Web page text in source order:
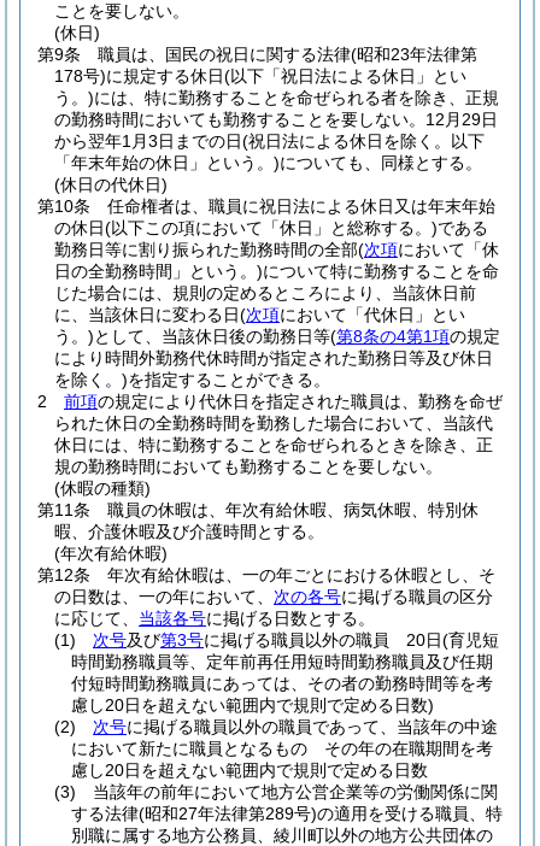
ことを要しない。
(休日)
第9条
職員は、国民の祝日に関する法律(昭和23年法律第
178号)に規定する休日(以下「祝日法による休日」とい
う。)には、特に勤務することを命ぜられる者を除き、正規
の勤務時間においても勤務することを要しない。 12月29日
から翌年1月3日までの日(祝日法による休日を除く。以下
「年末年始の休日」という。)についても、同様とする。
(休日の代休日)
第10条
任命権者は、職員に祝日法による休日又は年末年始
の休日(以下この項において「休日」と総称する。)である
勤務日等に割り振られた勤務時間の全部(次項において「休
日の全勤務時間」という。)について特に勤務することを命
じた場合には、規則の定めるところにより、当該休日前
に、当該休日に変わる日(次項において「代休日」とい
う。)として、当該休日後の勤務日等(第8条の4第1項の規定
により時間外勤務代休時間が指定された勤務日等及び休日
を除く。)を指定することができる。
2
前項の規定により代休日を指定された職員は、勤務を命ぜ
られた休日の全勤務時間を勤務した場合において、当該代
休日には、特に勤務することを命ぜられるときを除き、正
規の勤務時間においても勤務することを要しない。
(休暇の種類)
第11条
職員の休暇は、年次有給休暇、病気休暇、特別休
暇、介護休暇及び介護時間とする。
(年次有給休暇)
第12条
年次有給休暇は、一の年ごとにおける休暇とし、そ
の日数は、一の年において、 次の各号に掲げる職員の区分
に応じて、 当該各号に掲げる日数とする。
(1)
次号及び第3号に掲げる職員以外の職員 20日(育児短
時間勤務職員等、定年前再任用短時間勤務職員及び任期
付短時間勤務職員にあっては、その者の勤務時間等を考
慮し20日を超えない範囲内で規則で定める日数)
(2)
次号に掲げる職員以外の職員であって、当該年の中途
において新たに職員となるもの その年の在職期間を考
慮し20日を超えない範囲内で規則で定める日数
(3)
当該年の前年において地方公営企業等の労働関係に関
する法律(昭和27年法律第289号)の適用を受ける職員、特
別職に属する地方公務員、綾川町以外の地方公共団体の